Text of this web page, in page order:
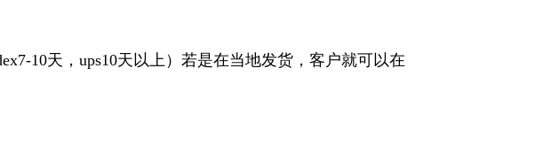
10天，ups10天以上）若是在当地发货，客户就可以在